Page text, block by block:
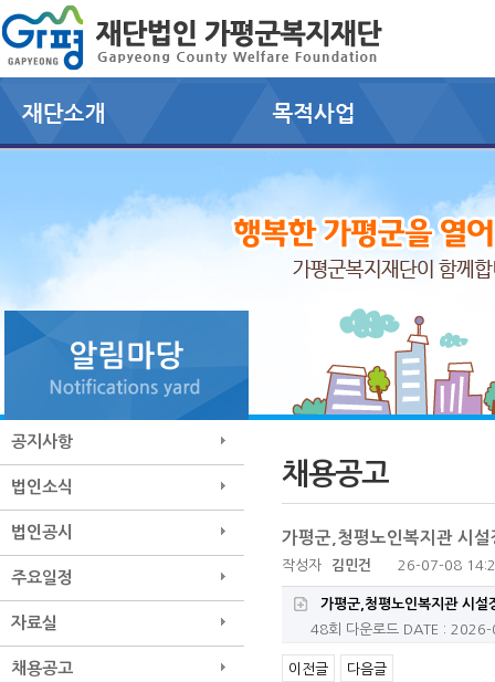
공지사항
법인소식
법인공시
주요일정
자료실
채용공고
채용공고
가평군,청평노인복지관 시
작성자 김민건 26-07-08
가평군,청평노인복지관 시
48회 다운로드 DATE :
이전글 다음글